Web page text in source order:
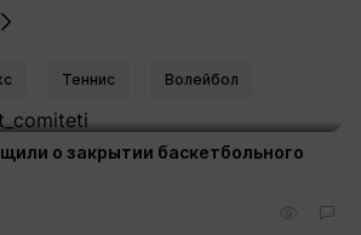
Теннис Волейбол
о закрытии баскетбольного